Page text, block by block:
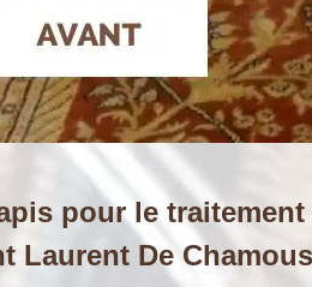
pour le traitement
Laurent De